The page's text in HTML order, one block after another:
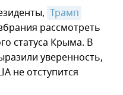
Трамп
рассмотреть
статуса Крыма. В
уверенность,
не отступится